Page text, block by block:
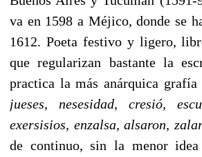
va en 1598 a Méjico, donde se
1612. Poeta festivo y ligero,
que regula­rizan bastante la
practica la más anárqui­ca
jueses, nesesidad, cresió,
exersisios, enzalsa, alsaron,
de continuo, sin la menor